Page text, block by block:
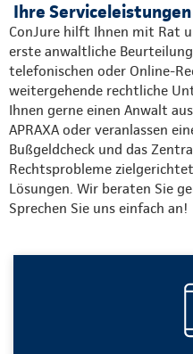
Ihre Serviceleistungen
ConJure hilft Ihnen mit Rat
erste anwaltliche
telefonischen oder Online-
weitergehende rechtliche
Ihnen gerne einen Anwalt
APRAXA oder veranlassen
Bußgeldcheck und das
Rechtsprobleme
Lösungen. Wir beraten Sie
Sprechen Sie uns einfach an!